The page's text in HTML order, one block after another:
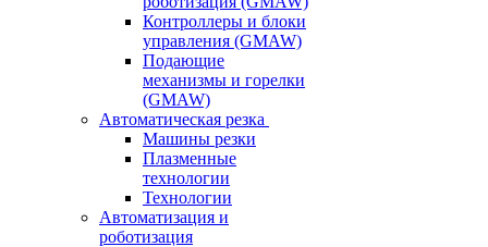
Контроллеры и блоки
управления (GMAW)
Подающие
механизмы и горелки
(GMAW)
Автоматическая резка
Машины резки
Плазменные
технологии
Технологии
Автоматизация и
роботизация